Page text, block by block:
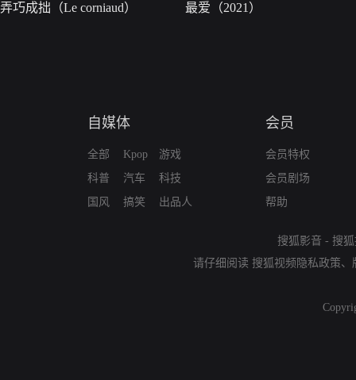
弄巧成拙（Le corniaud） 最爱（2021）
自媒体
全部
科普
国风
Kpop
汽车
搞笑
游戏
科技
出品人
会员
会员特权
会员剧场
帮助
搜狐影音 - 搜
请仔细阅读 搜狐视频隐私政策、